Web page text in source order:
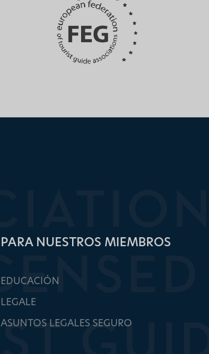
PARA NUESTROS MIEMBROS
EDUCACIÓN
LEGALE
ASUNTOS LEGALES SEGURO